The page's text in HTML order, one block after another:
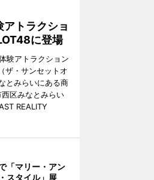
トラクショ
に登場
験アトラクション
ザ・サンセットオ
とみらいにある商
区みなとみらい
REALITY
「マリー・アン
スタイル」展